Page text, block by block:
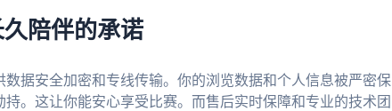
陪伴的承诺
据安全加密和专线传输。你的浏览数据和个人信息被严密保
。这让你能安心享受比赛。而售后实时保障和专业的技术团